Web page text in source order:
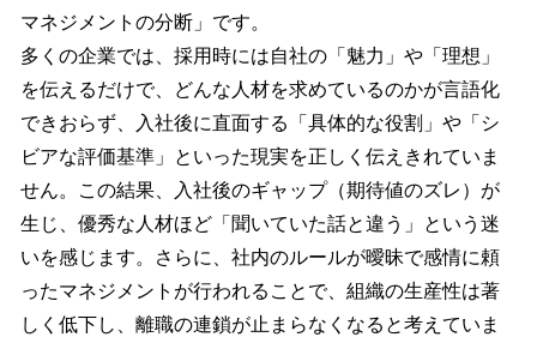
マネジメントの分断」です。
多くの企業では、採用時には自社の「魅力」や「理想」
を伝えるだけで、どんな人材を求めているのかが言語化
できおらず、入社後に直面する「具体的な役割」や「シ
ビアな評価基準」といった現実を正しく伝えきれていま
せん。この結果、入社後のギャップ（期待値のズレ）が
生じ、優秀な人材ほど「聞いていた話と違う」という迷
いを感じます。さらに、社内のルールが曖昧で感情に頼
ったマネジメントが行われることで、組織の生産性は著
しく低下し、離職の連鎖が止まらなくなると考えていま